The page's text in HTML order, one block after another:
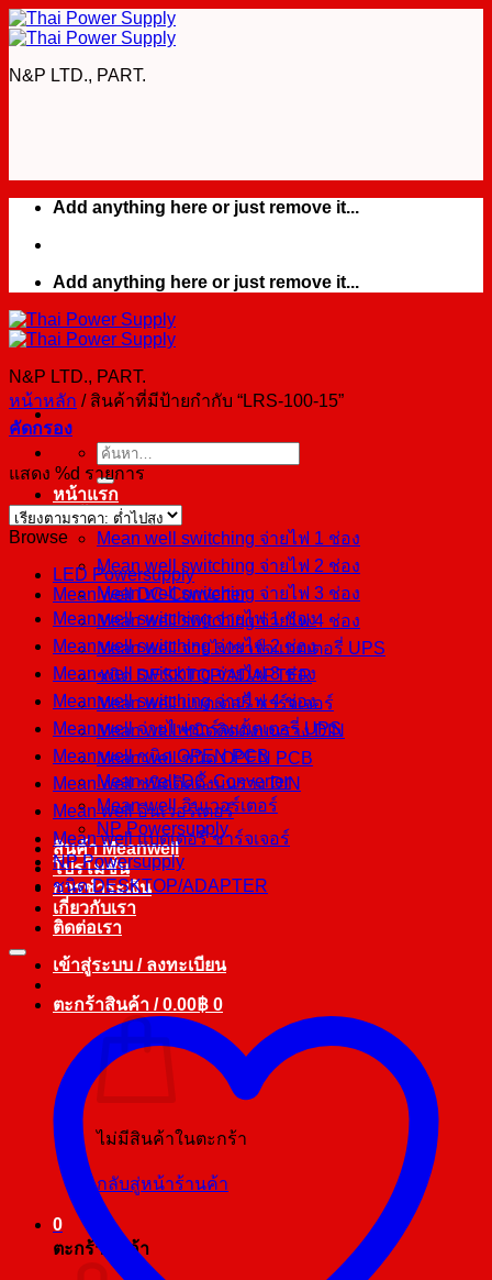
Skip
to
N&P LTD., PART.
Add anything here or just remove it...
Add anything here or just remove it...
N&P LTD., PART.
ค้นหา:
หน้าแรก
สินค้า
Mean well switching จ่ายไฟ 1 ช่อง
Mean well switching จ่ายไฟ 2 ช่อง
Mean well switching จ่ายไฟ 3 ช่อง
Mean well switching จ่ายไฟ 4 ช่อง
Mean well จ่ายไฟชาร์จแบตเตอรี่ UPS
ชนิด DESKTOP/ADAPTER
Mean well แบตเตอรี่ ชาร์จเจอร์
Mean well ชนิดติดตั้งบนราง DIN
Mean well ชนิด OPEN PCB
Mean well DC-Converter
Mean well อินเวอร์เตอร์
NP Powersupply
สินค้า Meanwell
โปรโมชั่น
การชำระเงิน
เกี่ยวกับเรา
ติดต่อเรา
เข้าสู่ระบบ / ลงทะเบียน
ตะกร้าสินค้า /0.00฿ 0
ไม่มีสินค้าในตะกร้า
กลับสู่หน้าร้านค้า
0
ตะกร้าสินค้า
หน้าหลัก /สินค้าที่มีป้ายกำกับ “LRS-100-15”
คัดกรอง
แสดง %d รายการ
Browse
LED Powersupply
Mean well DC-Converter
Mean well switching จ่ายไฟ 1 ช่อง
Mean well switching จ่ายไฟ 2 ช่อง
Mean well switching จ่ายไฟ 3 ช่อง
Mean well switching จ่ายไฟ 4 ช่อง
Mean well จ่ายไฟชาร์จแบตเตอรี่ UPS
Mean well ชนิด OPEN PCB
Mean well ชนิดติดตั้งบนราง DIN
Mean well อินเวอร์เตอร์
Mean well แบตเตอรี่ ชาร์จเจอร์
NP Powersupply
ชนิด DESKTOP/ADAPTER